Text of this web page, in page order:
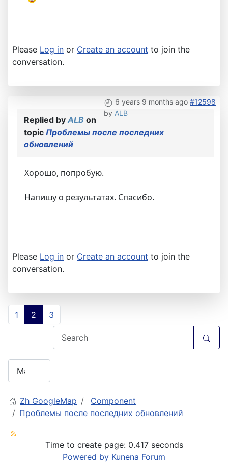
Please Log in or Create an account to join the
conversation.
6 years 9 months ago #12598
by ALB
Replied by ALB on
topic Проблемы после последних
обновлений
Хорошо, попробую.
Напишу о результатах. Спасибо.
Please Log in or Create an account to join the
conversation.
1 2 3
Zh GoogleMap
Component
Проблемы после последних обновлений
Time to create page: 0.417 seconds
Powered by Kunena Forum